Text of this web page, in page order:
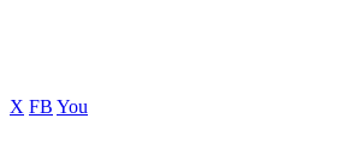
Х FB You